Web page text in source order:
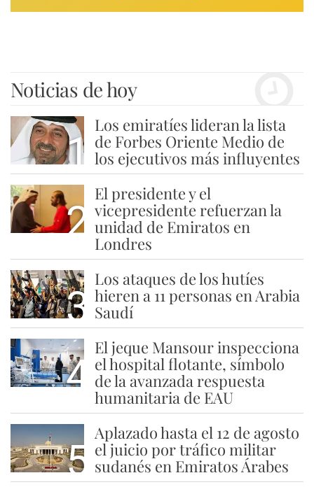
Noticias de hoy
1
Los emiratíes lideran la lista
de Forbes Oriente Medio de
los ejecutivos más influyentes
2
El presidente y el
vicepresidente refuerzan la
unidad de Emiratos en
Londres
3
Los ataques de los hutíes
hieren a 11 personas en Arabia
Saudí
4
El jeque Mansour inspecciona
el hospital flotante, símbolo
de la avanzada respuesta
humanitaria de EAU
5
Aplazado hasta el 12 de agosto
el juicio por tráfico militar
sudanés en Emiratos Árabes